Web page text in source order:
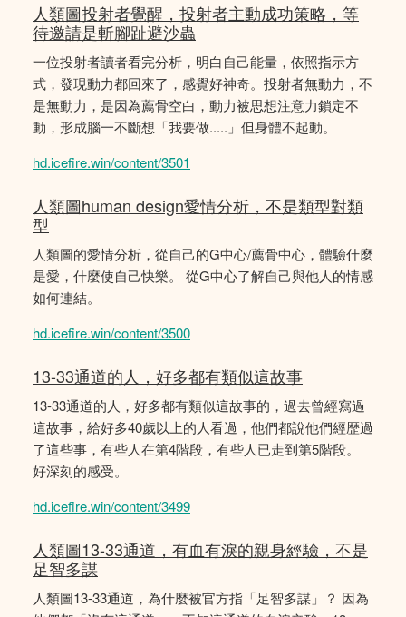
人類圖投射者覺醒，投射者主動成功策略，等
待邀請是斬腳趾避沙蟲
一位投射者讀者看完分析，明白自己能量，依照指示方
式，發現動力都回來了，感覺好神奇。投射者無動力，不
是無動力，是因為薦骨空白，動力被思想注意力鎖定不
動，形成腦一不斷想「我要做.....」但身體不起動。
hd.icefire.win/content/3501
人類圖human design愛情分析，不是類型對類
型
人類圖的愛情分析，從自己的G中心/薦骨中心，體驗什麼
是愛，什麼使自己快樂。 從G中心了解自己與他人的情感
如何連結。
hd.icefire.win/content/3500
13-33通道的人，好多都有類似這故事
13-33通道的人，好多都有類似這故事的，過去曾經寫過
這故事，給好多40歲以上的人看過，他們都說他們經歴過
了這些事，有些人在第4階段，有些人已走到第5階段。
好深刻的感受。
hd.icefire.win/content/3499
人類圖13-33通道，有血有淚的親身經驗，不是
足智多謀
人類圖13-33通道，為什麼被官方指「足智多謀」？ 因為